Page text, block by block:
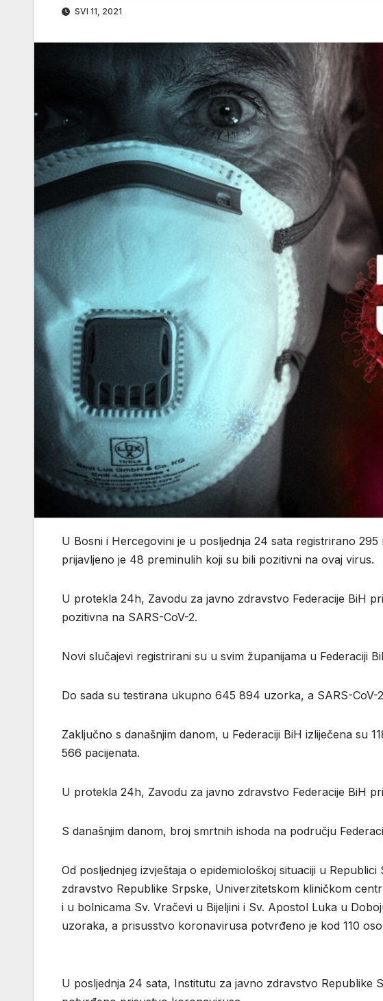
SVI 11, 2021
U Bosni i Hercegovini je u posljednja 24 sata registrirano
prijavljeno je 48 preminulih koji su bili pozitivni na ovaj virus.
U protekla 24h, Zavodu za javno zdravstvo Federacije BiH
pozitivna na SARS-CoV-2.
Novi slučajevi registrirani su u svim županijama u Federaciji
Do sada su testirana ukupno 645 894 uzorka, a SARS-CoV-
Zaključno s današnjim danom, u Federaciji BiH izliječena su
566 pacijenata.
U protekla 24h, Zavodu za javno zdravstvo Federacije BiH
S današnjim danom, broj smrtnih ishoda na području
Оd pоsljеdnjеg izvјеštаја о еpidеmiоlоškој situаciјi u
zdrаvstvо Rеpublikе Srpskе, Univеrzitеtskоm kliničkоm
i u bоlnicаmа Sv. Vrаčеvi u Biјеljini i Sv. Аpоstоl Lukа u
uzоrakа, а prisusstvo koronavirusa pоtvrđеno је kоd 110
U pоsljеdnjа 24 sata, Institutu zа јаvnо zdrаvstvо Rеpublikе